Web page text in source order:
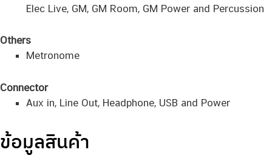
Elec Live, GM, GM Room, GM Power and Percussion
Others
Metronome
Connector
Aux in, Line Out, Headphone, USB and Power
ข้อมูลสินค้า